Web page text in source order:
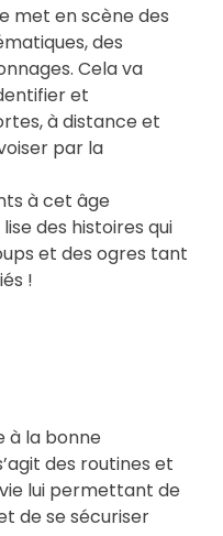
met en scène des
des
Cela va
et
à distance et
par la
à cet âge
des histoires qui
et des ogres tant
!
à la bonne
des routines et
lui permettant de
de se sécuriser